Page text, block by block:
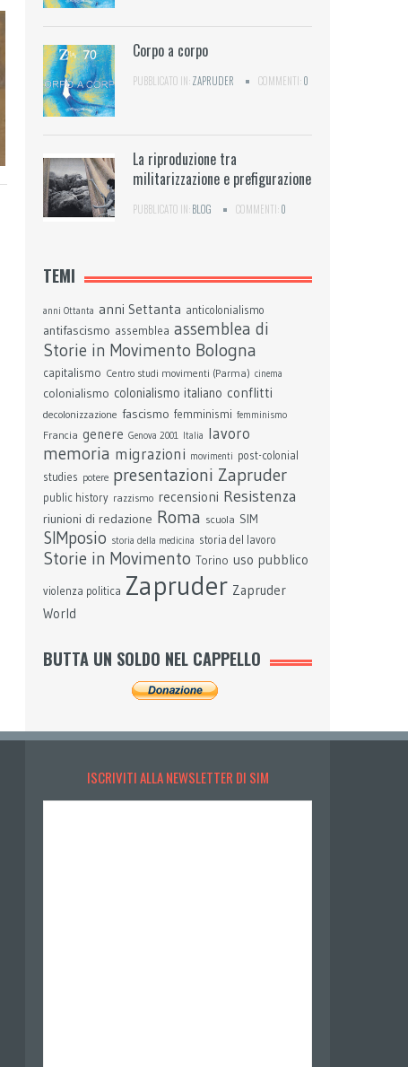
Corpo a corpo
PUBBLICATO IN:ZAPRUDER COMMENTI:0
La riproduzione tra
militarizzazione e prefigurazione
PUBBLICATO IN:BLOG COMMENTI:0
TEMI
anni Ottanta anni Settanta anticolonialismo
antifascismo assemblea assemblea di
Storie in Movimento Bologna
capitalismo Centro studi movimenti (Parma) cinema
colonialismo colonialismo italiano conflitti
decolonizzazione fascismo femminismi femminismo
Francia genere Genova 2001 Italia lavoro
memoria migrazioni movimenti post-colonial
studies potere presentazioni Zapruder
public history razzismo recensioni Resistenza
riunioni di redazione Roma scuola SIM
SIMposio storia della medicina storia del lavoro
Storie in Movimento Torino uso pubblico
violenza politica Zapruder Zapruder
World
BUTTA UN SOLDO NEL CAPPELLO
ISCRIVITI ALLA NEWSLETTER DI SIM